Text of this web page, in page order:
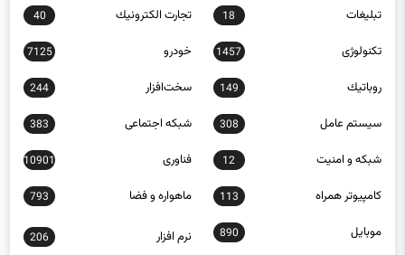
تکنولوژی 1457 خودرو 7125
روباتيك 149 سخت‌افزار 244
سيستم عامل 308 شبكه اجتماعی 383
شبكه و امنيت 12 فناوری 10901
كامپيوتر همراه 113 ماهواره و فضا 793
موبايل 890
206
وب و اينترنت 307